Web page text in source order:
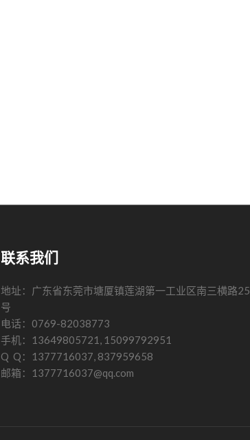
联系我们
地址：广东省东莞市塘厦镇莲湖第一工业区南三横路25
号
电话：0769-82038773
手机：13649805721, 15099792951
Q Q：1377716037, 837959658
邮箱：1377716037@qq.com